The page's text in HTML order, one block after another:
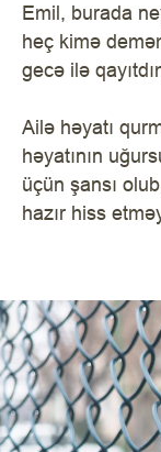
Emil, burada
heç kimə
gecə ilə
Ailə həyatı
həyatının
üçün şansı
hazır hiss